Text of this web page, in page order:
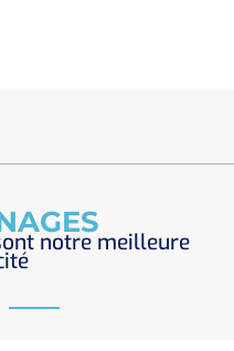
notre meilleure